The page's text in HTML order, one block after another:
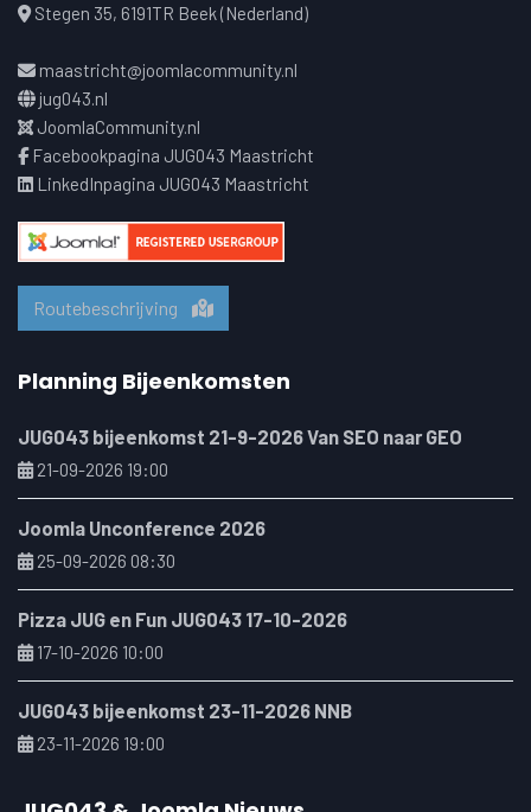
Stegen 35, 6191TR Beek (Nederland)
maastricht@joomlacommunity.nl
jug043.nl
JoomlaCommunity.nl
Facebookpagina JUG043 Maastricht
LinkedInpagina JUG043 Maastricht
Routebeschrijving
Planning Bijeenkomsten
JUG043 bijeenkomst 21-9-2026 Van SEO naar GEO
21-09-2026 19:00
Joomla Unconference 2026
25-09-2026 08:30
Pizza JUG en Fun JUG043 17-10-2026
17-10-2026 10:00
JUG043 bijeenkomst 23-11-2026 NNB
23-11-2026 19:00